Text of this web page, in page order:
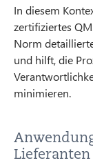
In diesem
zertifiziertes
Norm
und hilft, die
minimieren.